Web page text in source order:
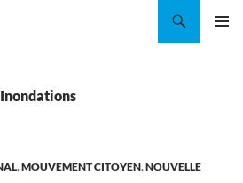
,MOUVEMENT CITOYEN,NOUVELLE